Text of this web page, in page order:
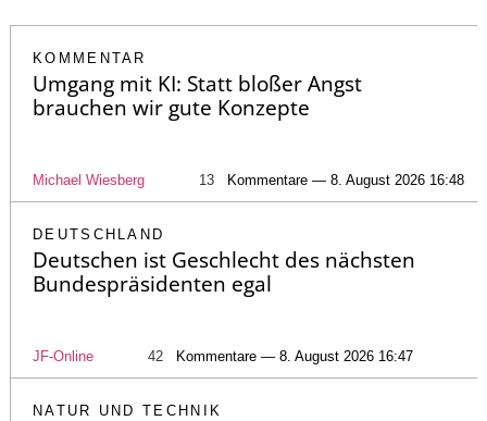
KOMMENTAR
Umgang mit KI: Statt bloßer Angst
brauchen wir gute Konzepte
Michael Wiesberg 13 Kommentare — 8. August 2026 16:48
DEUTSCHLAND
Deutschen ist Geschlecht des nächsten
Bundespräsidenten egal
JF-Online 42 Kommentare — 8. August 2026 16:47
NATUR UND TECHNIK